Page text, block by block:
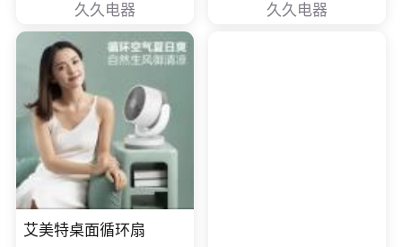
久久电器 久久电器
艾美特桌面循环扇